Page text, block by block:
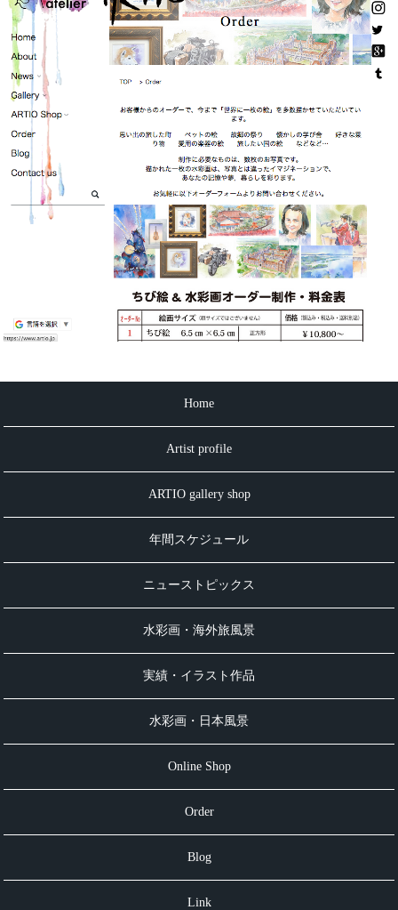
Home
Artist profile
ARTIO gallery shop
年間スケジュール
ニューストピックス
水彩画・海外旅風景
実績・イラスト作品
水彩画・日本風景
Online Shop
Order
Blog
Link